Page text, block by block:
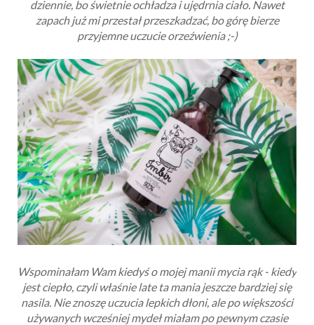
dziennie, bo świetnie ochładza i ujędrnia ciało. Nawet
zapach już mi przestał przeszkadzać, bo górę bierze
przyjemne uczucie orzeźwienia ;-)
Wspominałam Wam kiedyś o mojej manii mycia rąk - kiedy
jest ciepło, czyli właśnie late ta mania jeszcze bardziej się
nasila. Nie znoszę uczucia lepkich dłoni, ale po większości
używanych wcześniej mydeł miałam po pewnym czasie